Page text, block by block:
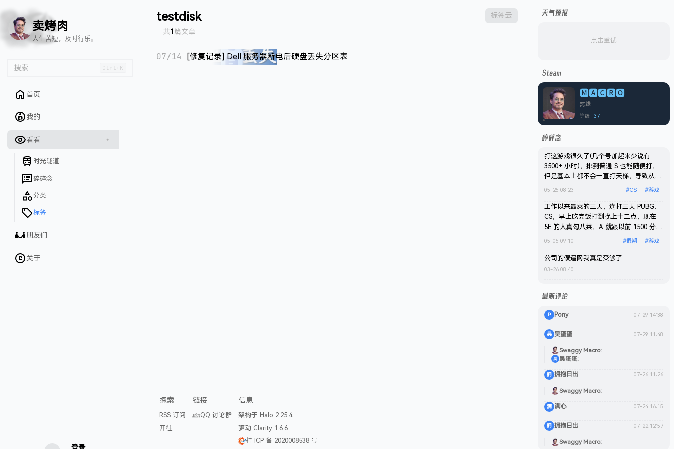
🙌
🐟
🏖️
卖烤肉
人生苦短，及时行乐。
搜索 Ctrl+K
首页
我的
看看
时光隧道
碎碎念
分类
标签
朋友们
关于
标签云
testdisk
共1 篇文章
07/14 [修复记录] Dell 服务器断电后硬盘丢失分区表
探索
RSS 订阅
开往
链接
QQ 讨论群
信息
架构于 Halo 2.25.4
驱动 Clarity 1.6.6
桂 ICP 备 2020008538 号
天气预报
点击重试
Steam
🅼🅰🅲🆁🅾
离线
等级 37
碎碎念
打这游戏很久了(几个号加起来少说有
3500+ 小时)，排到普通 S 也能随便打，
但是基本上都不会一直打天梯，导致从来
没上过 S，状态最好的时候还是以前自建
了个 S，总共打了 32 场，从来没有一个
赛季打过这么多把天梯，前 20 场基本上
都是连胜，到最后差 30 分的时候，5E
elo 机制发力了，本来只需要再打 1 把，
到晚上)，我操你妈，Rating 也从 1.7 掉
到 1.44。下赛季有时间再去完美上个 S。
状态、精力确实是不如从前了，需要时刻
不从心，特别是下班之后再打，太地狱
05-25 08:23 #CS #游戏
工作以来最爽的三天，连打三天 PUBG、
CS，早上吃完饭打到晚上十二点，现在
5E 的人真勾八菜，A 就跟以前 1500 分一
样，炸的真爽。不过确实水平是回不到从
05-05 09:10 #假期 #游戏
公司的傻逼网我真是受够了
03-26 08:40
最新评论
P Pony 07-29 14:38
吴 吴蛋蛋 07-29 11:48
Swaggy Macro
吴 吴蛋蛋
拥 拥抱日出 07-26 11:26
Swaggy Macro
满 满心 07-24 16:15
拥 拥抱日出 07-22 12:57
Swaggy Macro